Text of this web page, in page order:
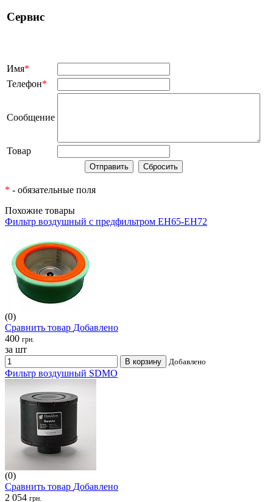
Сервис
Имя*
Телефон*
Сообщение
Товар
* - обязательные поля
Похожие товары
Фильтр воздушный с предфильтром EH65-EH72
(0)
Сравнить товар Добавлено
400 грн.
за шт
В корзину Добавлено
Фильтр воздушный SDMO
(0)
Сравнить товар Добавлено
2 054 грн.